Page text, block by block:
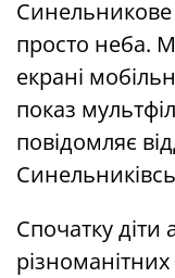
Синельникове
просто неба.
екрані
показ
повідомляє
Спочатку діти
різноманітних